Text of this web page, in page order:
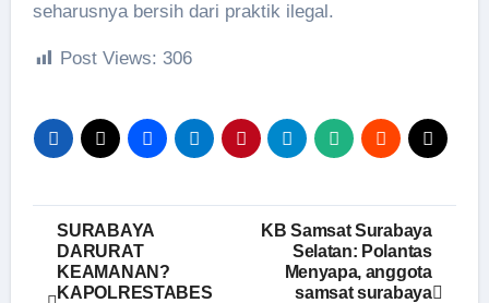
seharusnya bersih dari praktik ilegal.
Post Views: 306
Navigasi
pos
SURABAYA
DARURAT
KEAMANAN?
KAPOLRESTABES
KB Samsat Surabaya
Selatan: Polantas
Menyapa, anggota
samsat surabaya